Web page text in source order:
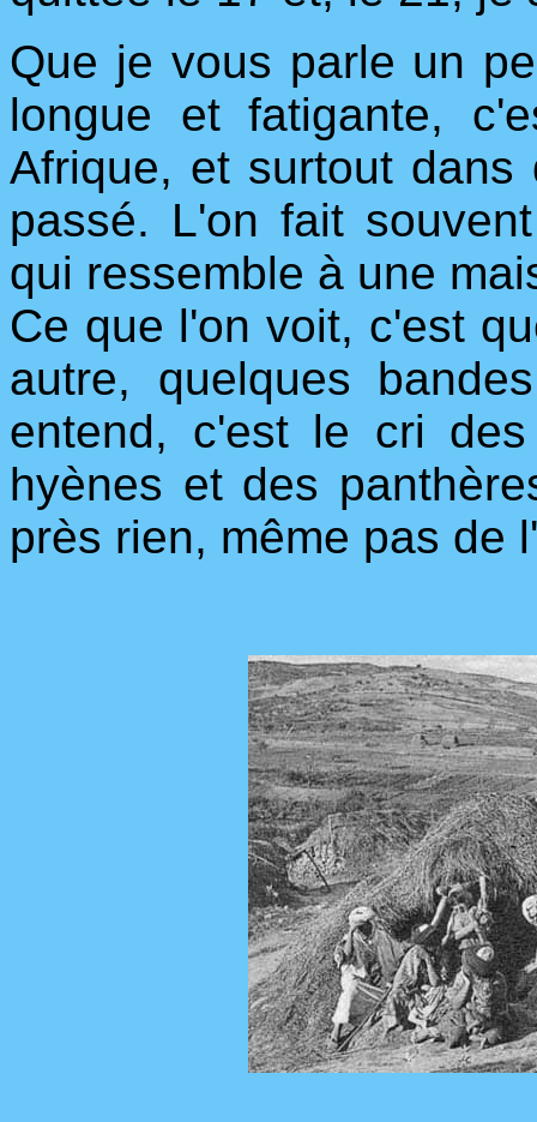
Que je vous parle un
longue et fatigante,
Afrique, et surtout
passé. L'on fait
qui ressemble à une
Ce que l'on voit, c'est
autre, quelques
entend, c'est le cri
hyènes et des
près rien, même pas de